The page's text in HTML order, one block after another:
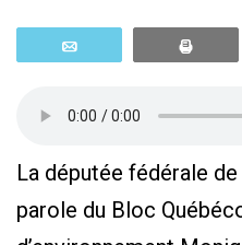
La députée fédérale
parole du Bloc